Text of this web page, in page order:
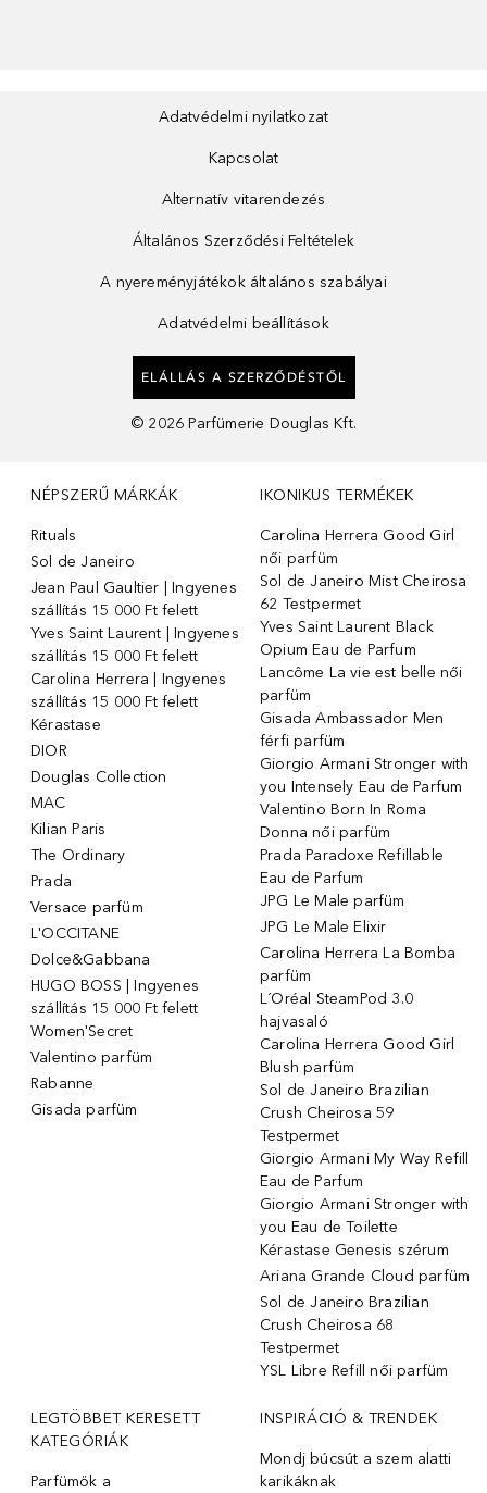
Adatvédelmi nyilatkozat
Kapcsolat
Alternatív vitarendezés
Általános Szerződési Feltételek
A nyereményjátékok általános szabályai
Adatvédelmi beállítások
ELÁLLÁS A SZERZŐDÉSTŐL
© 2026 Parfümerie Douglas Kft.
NÉPSZERŰ MÁRKÁK
Rituals
Sol de Janeiro
Jean Paul Gaultier | Ingyenes
szállítás 15 000 Ft felett
Yves Saint Laurent | Ingyenes
szállítás 15 000 Ft felett
Carolina Herrera | Ingyenes
szállítás 15 000 Ft felett
Kérastase
DIOR
Douglas Collection
MAC
Kilian Paris
The Ordinary
Prada
Versace parfüm
L'OCCITANE
Dolce&Gabbana
HUGO BOSS | Ingyenes
szállítás 15 000 Ft felett
Women'Secret
Valentino parfüm
Rabanne
Gisada parfüm
IKONIKUS TERMÉKEK
Carolina Herrera Good Girl
női parfüm
Sol de Janeiro Mist Cheirosa
62 Testpermet
Yves Saint Laurent Black
Opium Eau de Parfum
Lancôme La vie est belle női
parfüm
Gisada Ambassador Men
férfi parfüm
Giorgio Armani Stronger with
you Intensely Eau de Parfum
Valentino Born In Roma
Donna női parfüm
Prada Paradoxe Refillable
Eau de Parfum
JPG Le Male parfüm
JPG Le Male Elixir
Carolina Herrera La Bomba
parfüm
L´Oréal SteamPod 3.0
hajvasaló
Carolina Herrera Good Girl
Blush parfüm
Sol de Janeiro Brazilian
Crush Cheirosa 59
Testpermet
Giorgio Armani My Way Refill
Eau de Parfum
Giorgio Armani Stronger with
you Eau de Toilette
Kérastase Genesis szérum
Ariana Grande Cloud parfüm
Sol de Janeiro Brazilian
Crush Cheirosa 68
Testpermet
YSL Libre Refill női parfüm
LEGTÖBBET KERESETT
KATEGÓRIÁK
Parfümök ️a
INSPIRÁCIÓ & TRENDEK
Mondj búcsút a szem alatti
karikáknak